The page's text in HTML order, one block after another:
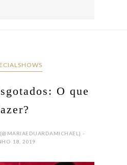
O que
-
18, 2019